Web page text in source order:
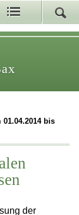
bis
der